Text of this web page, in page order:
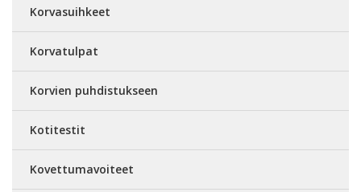
Korvasuihkeet
Korvatulpat
Korvien puhdistukseen
Kotitestit
Kovettumavoiteet